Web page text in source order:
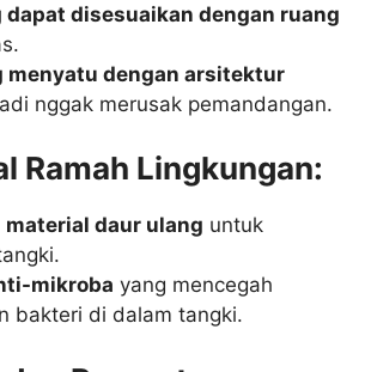
dapat disesuaikan dengan ruang
menyatu dengan arsitektur
nggak merusak pemandangan.
Ramah Lingkungan:
material daur ulang untuk
mikroba yang mencegah
bakteri di dalam tangki.